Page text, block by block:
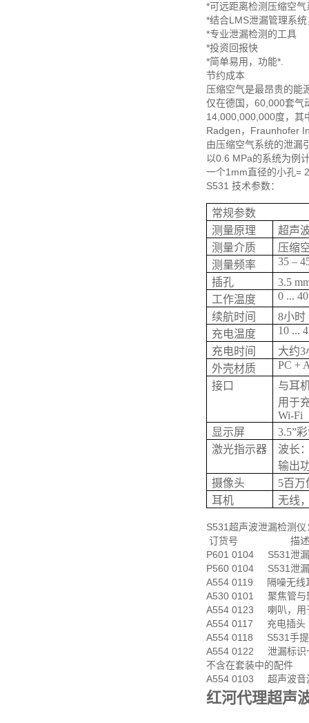
*可远距离检测压缩空气
*结合LMS泄漏管理系
*专业泄漏检测的工具
*投资回报快
*简单易用，功能*.
节约成本
压缩空气是最昂贵的能
仅在德国，60,000套气
14,000,000,000度，其
Radgen，Fraunhofer
由压缩空气系统的泄漏
以0.6 MPa的系统为例
一个1mm直径的小孔=
S531 技术参数：
常规参数
测量原理
超声
测量介质
压缩
测量频率
35 –
插孔
3.5
工作温度
0 ...
续航时间
8小时
充电温度
10 ...
充电时间
大约3
外壳材质
PC +
接口
与耳
用于
Wi-Fi
显示屏
3.5”
激光指示器
波长
输出
摄像头
5百万
耳机
无线
S531超声波泄漏检测仪
订货号 描述
P601 0104 S531泄漏
P560 0104 S531泄
A554 0119 隔噪无线
A530 0101 聚焦管与
A554 0123 喇叭，用
A554 0117 充电插头
A554 0118 S531手
A554 0122 泄漏标识
不含在套装中的配件
A554 0103 超声波音
红河代理超声